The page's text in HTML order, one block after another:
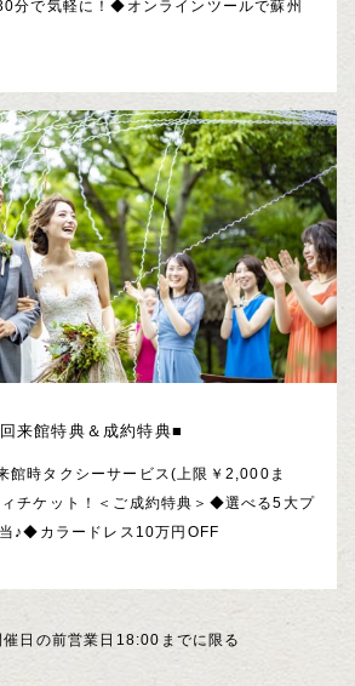
分で気軽に！◆オンラインツールで蘇州
来館特典＆成約特典■
館時タクシーサービス(上限￥2,000ま
チケット！＜ご成約特典＞◆選べる5大プ
♪◆カラードレス10万円OFF
催日の前営業日18:00までに限る